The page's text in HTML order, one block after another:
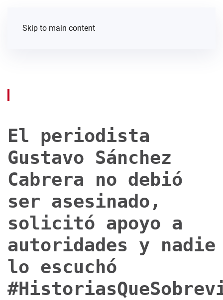
Skip to main content
El periodista
Gustavo Sánchez
Cabrera no debió
ser asesinado,
solicitó apoyo a
autoridades y nadie
lo escuchó